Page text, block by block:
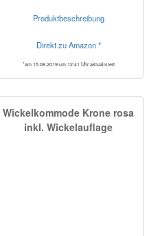
Produktbeschreibung
Direkt zu Amazon *
*am 15.08.2019 um 12:41 Uhr aktualisiert
Wickelkommode Krone rosa
inkl. Wickelauflage